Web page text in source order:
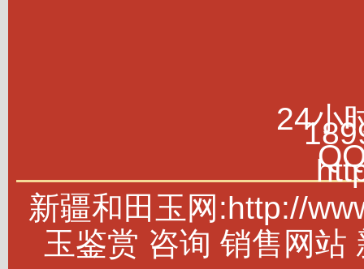
24小
新疆和田玉网:http://
玉鉴赏 咨询 销售网站